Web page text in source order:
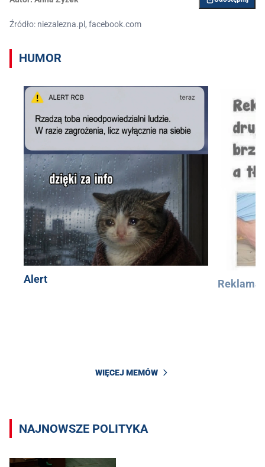
Źródło: niezalezna.pl, facebook.com
HUMOR
Alert Reklama
WIĘCEJ MEMÓW
NAJNOWSZE POLITYKA